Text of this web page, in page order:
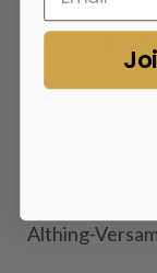
Althing-